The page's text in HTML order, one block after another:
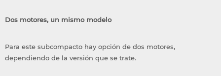
Dos motores, un mismo modelo
Para este subcompacto hay opción de dos motores,
dependiendo de la versión que se trate.